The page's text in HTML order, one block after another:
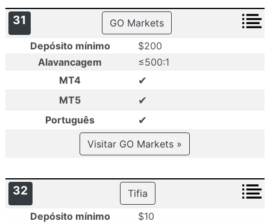
31
GO Markets
Depósito mínimo
$200
Alavancagem
≤500:1
MT4
✔
MT5 ✔
Português ✔
Visitar GO Markets »
32
Tifia
Depósito mínimo
$10